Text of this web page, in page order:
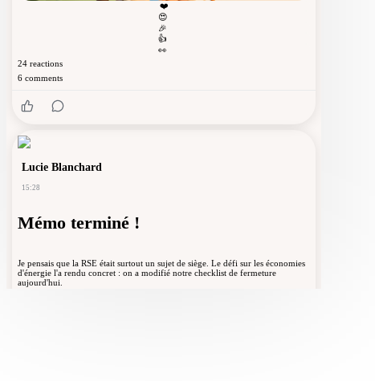
❤️
😍
🎉
👍
👀
24 reactions
6 comments
Lucie Blanchard
15:28
Mémo terminé !
Je pensais que la RSE était surtout un sujet de siège. Le défi sur les économies
d'énergie l'a rendu concret : on a modifié notre checklist de fermeture
aujourd'hui.